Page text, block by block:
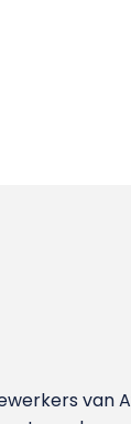
van